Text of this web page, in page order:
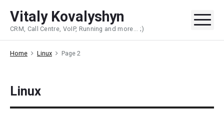
content
Vitaly Kovalyshyn
CRM, Call Centre, VoIP, Running and more... ;)
Home Linux Page 2
Linux